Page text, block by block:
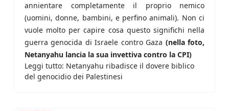
annientare completamente il proprio nemico
(uomini, donne, bambini, e perfino animali). Non ci
vuole molto per capire cosa questo significhi nella
guerra genocida di Israele contro Gaza (nella foto,
Netanyahu lancia la sua invettiva contro la CPI)
Leggi tutto: Netanyahu ribadisce il dovere biblico
del genocidio dei Palestinesi